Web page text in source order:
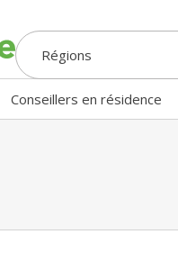
Régions
Conseillers en résidence